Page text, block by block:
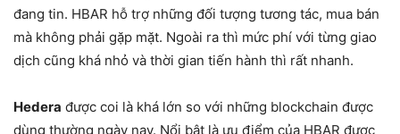
đang tin. HBAR hỗ trợ những đối tượng tương tác, mua bán
mà không phải gặp mặt. Ngoài ra thì mức phí với từng giao
dịch cũng khá nhỏ và thời gian tiến hành thì rất nhanh.
Hedera được coi là khá lớn so với những blockchain được
dùng thường ngày nay. Nổi bật là ưu điểm của HBAR được